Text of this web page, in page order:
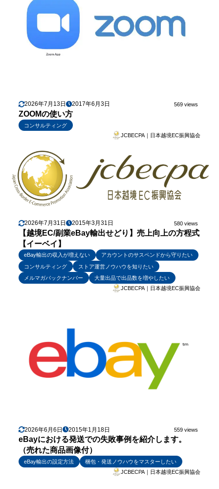
2026年7月13日 2017年6月3日 569 views
ZOOMの使い方
コンサルティング
JCBECPA｜日本越境EC振興協会
2026年7月31日 2015年3月31日 580 views
【越境EC/副業eBay輸出せどり】売上向上の方程式
【イーベイ】
eBay輸出の収入が増えない
アカウントのサスペンドから守りたい
コンサルティング
ストア運営ノウハウを知りたい
メルマガバックナンバー
大量出品で出品数を増やしたい
JCBECPA｜日本越境EC振興協会
2026年6月6日 2015年1月18日 559 views
eBayにおける発送での失敗事例を紹介します。
（売れた商品画像付）
eBay輸出の設定方法
梱包・発送ノウハウをマスターしたい
JCBECPA｜日本越境EC振興協会